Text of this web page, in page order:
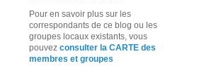
Pour en savoir plus sur les
correspondants de ce blog ou les
groupes locaux existants, vous
pouvez consulter la CARTE des
membres et groupes